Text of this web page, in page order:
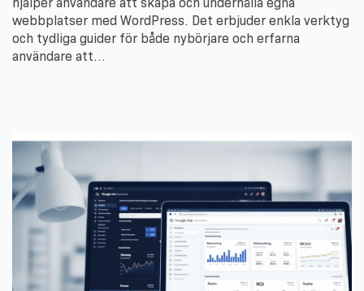
webbplatser med WordPress. Det erbjuder enkla verktyg
och tydliga guider för både nybörjare och erfarna
användare att…